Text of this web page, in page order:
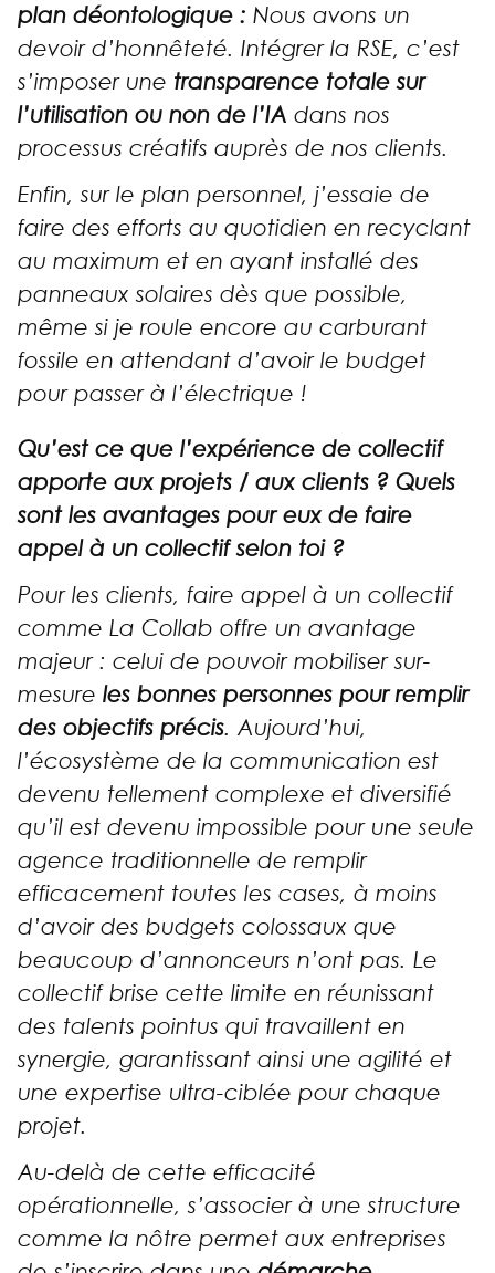
plan déontologique : Nous avons un
devoir d’honnêteté. Intégrer la RSE, c’est
s’imposer une transparence totale sur
l’utilisation ou non de l’IA dans nos
processus créatifs auprès de nos clients.
Enfin, sur le plan personnel, j’essaie de
faire des efforts au quotidien en recyclant
au maximum et en ayant installé des
panneaux solaires dès que possible,
même si je roule encore au carburant
fossile en attendant d’avoir le budget
pour passer à l’électrique !
Qu’est ce que l’expérience de collectif
apporte aux projets / aux clients ? Quels
sont les avantages pour eux de faire
appel à un collectif selon toi ?
Pour les clients, faire appel à un collectif
comme La Collab offre un avantage
majeur : celui de pouvoir mobiliser sur-
mesure les bonnes personnes pour remplir
des objectifs précis. Aujourd’hui,
l’écosystème de la communication est
devenu tellement complexe et diversifié
qu’il est devenu impossible pour une seule
agence traditionnelle de remplir
efficacement toutes les cases, à moins
d’avoir des budgets colossaux que
beaucoup d’annonceurs n’ont pas. Le
collectif brise cette limite en réunissant
des talents pointus qui travaillent en
synergie, garantissant ainsi une agilité et
une expertise ultra-ciblée pour chaque
projet.
Au-delà de cette efficacité
opérationnelle, s’associer à une structure
comme la nôtre permet aux entreprises